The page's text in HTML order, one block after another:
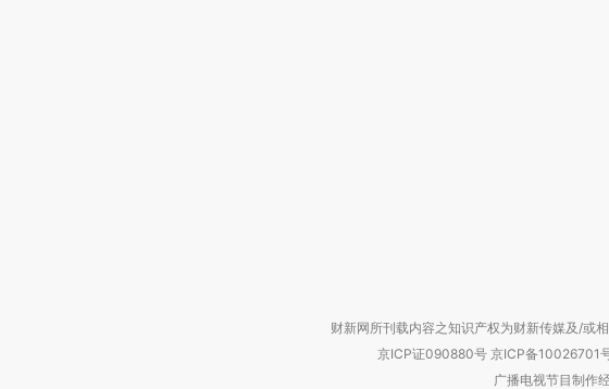
财新网所刊载内容之知识产权为财新传媒及/或
京ICP证090880号 京ICP备10026701
广播电视节目制作